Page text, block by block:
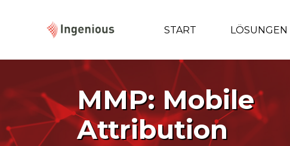
START LÖSUNGEN
MMP: Mobile
Attribution